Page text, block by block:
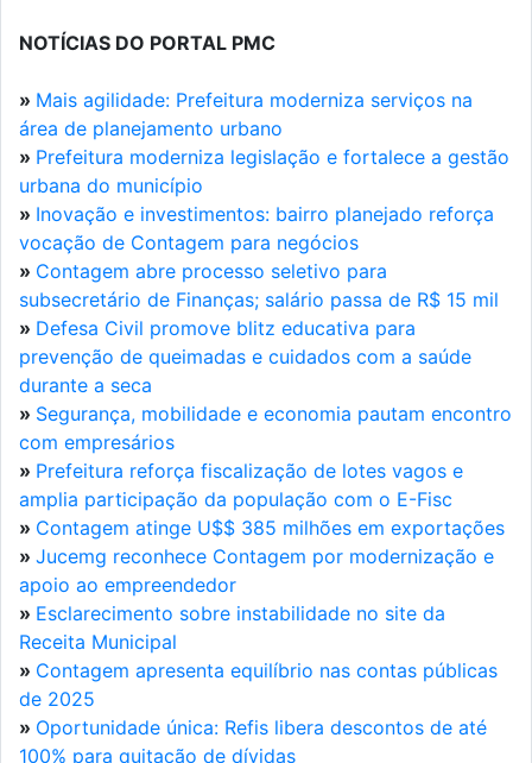
NOTÍCIAS DO PORTAL PMC
» Mais agilidade: Prefeitura moderniza serviços na
área de planejamento urbano
» Prefeitura moderniza legislação e fortalece a gestão
urbana do município
» Inovação e investimentos: bairro planejado reforça
vocação de Contagem para negócios
» Contagem abre processo seletivo para
subsecretário de Finanças; salário passa de R$ 15 mil
» Defesa Civil promove blitz educativa para
prevenção de queimadas e cuidados com a saúde
durante a seca
» Segurança, mobilidade e economia pautam encontro
com empresários
» Prefeitura reforça fiscalização de lotes vagos e
amplia participação da população com o E-Fisc
» Contagem atinge U$$ 385 milhões em exportações
» Jucemg reconhece Contagem por modernização e
apoio ao empreendedor
» Esclarecimento sobre instabilidade no site da
Receita Municipal
» Contagem apresenta equilíbrio nas contas públicas
de 2025
» Oportunidade única: Refis libera descontos de até
100% para quitação de dívidas